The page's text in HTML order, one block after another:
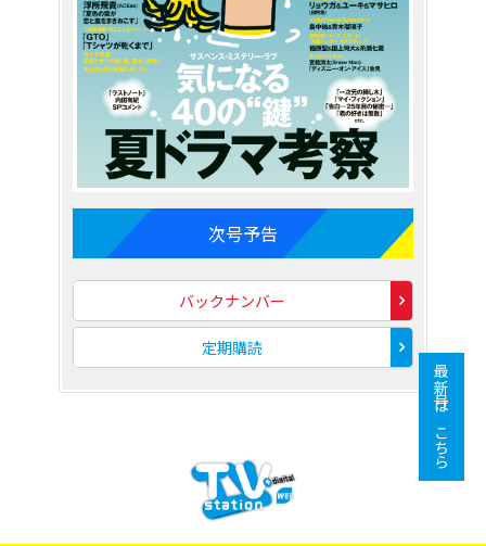
次号予告
バックナンバー
定期購読
最新号はこちら